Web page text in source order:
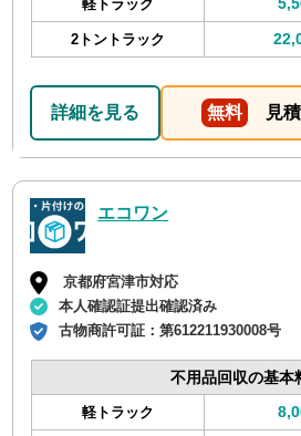
軽トラック
2トントラック
詳細を見る 無料 見積
エコワン
京都府宮津市対応
本人確認証提出確認済み
古物商許可証：第612211930008号
不用品回収の基本
軽トラック